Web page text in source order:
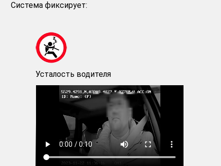
Система фиксирует:
Усталость водителя